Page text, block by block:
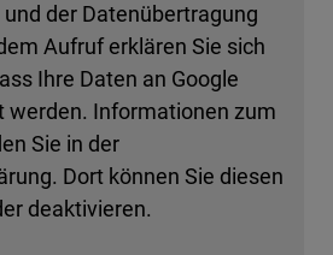
der Datenübertragung
Aufruf erklären Sie sich
Ihre Daten an Google
werden. Informationen zum
Sie in der
Dort können Sie diesen
deaktivieren.